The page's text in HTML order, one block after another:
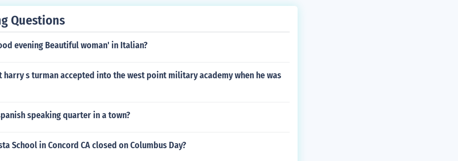
Questions
evening Beautiful woman' in Italian?
harry s turman accepted into the west point military academy when he was
speaking quarter in a town?
School in Concord CA closed on Columbus Day?